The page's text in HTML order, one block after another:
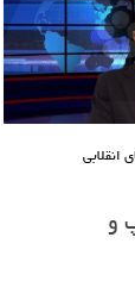
انقلابی
و